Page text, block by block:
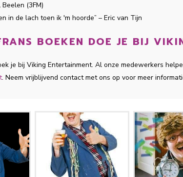
Beelen (3FM)
in de lach toen ik 'm hoorde” – Eric van Tijn
BOEKEN DOE JE BIJ
je bij Viking Entertainment. Al onze medewerkers
. Neem vrijblijvend contact met ons op voor meer